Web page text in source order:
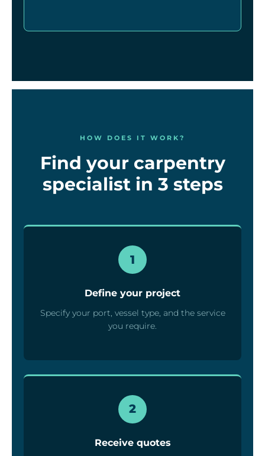
HOW DOES IT WORK?
Find your carpentry
specialist in 3 steps
1
Define your project
Specify your port, vessel type, and the service
you require.
2
Receive quotes